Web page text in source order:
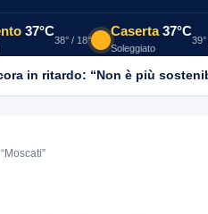
37°C
38° / 18°
Caserta 37°C
Soleggiato
in ritardo: “Non è più